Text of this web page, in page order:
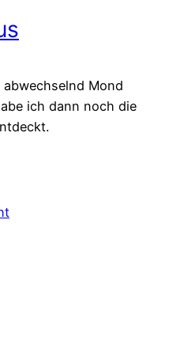
Mond
ich dann noch die